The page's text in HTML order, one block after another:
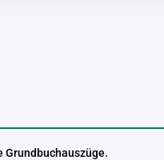
Grundbuchauszüge.